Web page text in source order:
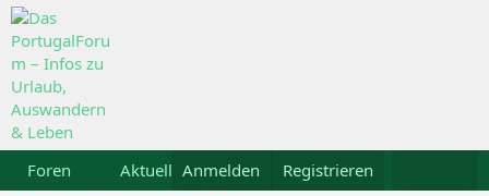
Foren Aktuelles Galerie Kalender
Anmelden Registrieren